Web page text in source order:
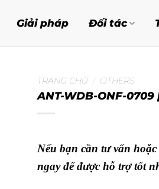
Giải pháp Đối tác
TRANG CHỦ / OTHERS
ANT-WDB-ONF-
Nếu bạn cần tư vấn
ngay để được hỗ trợ tốt